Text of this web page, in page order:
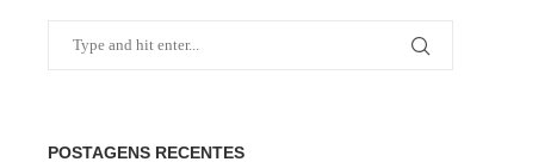
POSTAGENS RECENTES